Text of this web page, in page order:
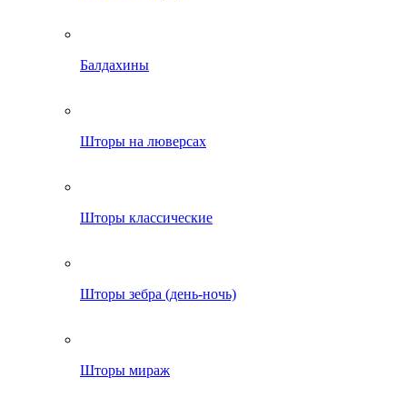
Балдахины
Шторы на люверсах
Шторы классические
Шторы зебра (день-ночь)
Шторы мираж